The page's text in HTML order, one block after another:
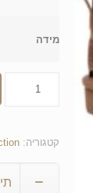
מידה
קטגוריה: